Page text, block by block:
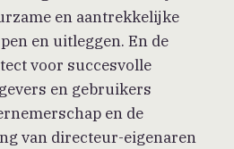
en aantrekkelijke
en uitleggen. En de
voor succesvolle
en gebruikers
en de
van directeur-eigenaren